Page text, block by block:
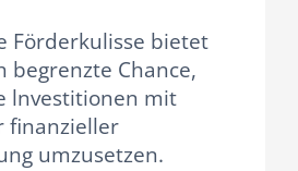
Förderkulisse bietet
begrenzte Chance,
lnvestitionen mit
finanzieller
umzusetzen.